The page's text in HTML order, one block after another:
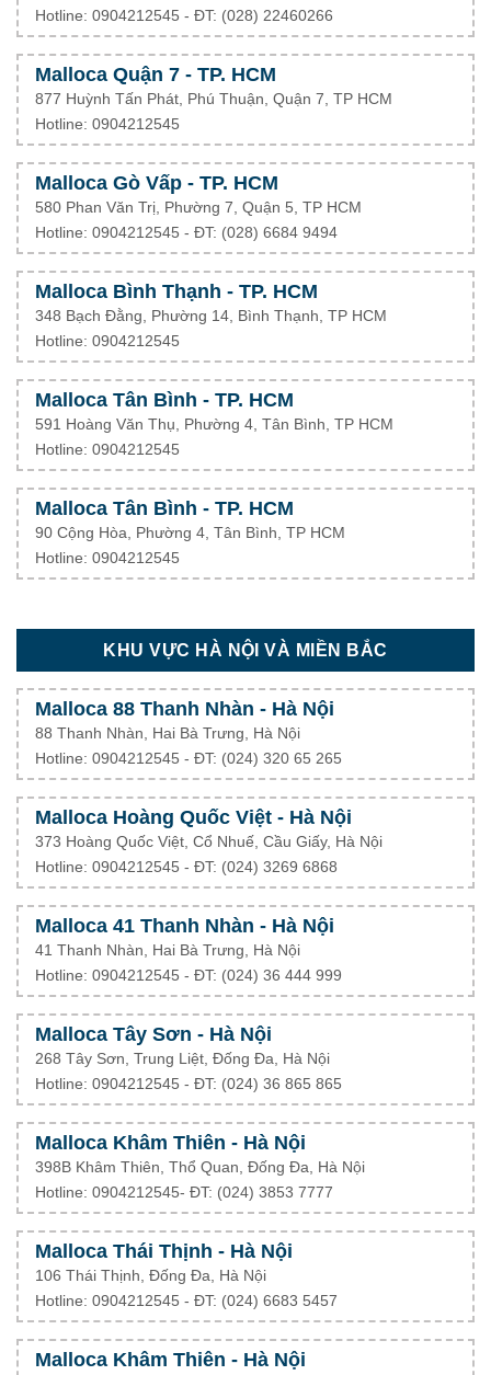
Hotline: 0904212545 - ĐT: (028) 22460266
Malloca Quận 7 - TP. HCM
877 Huỳnh Tấn Phát, Phú Thuận, Quận 7, TP HCM
Hotline: 0904212545
Malloca Gò Vấp - TP. HCM
580 Phan Văn Trị, Phường 7, Quận 5, TP HCM
Hotline: 0904212545 - ĐT: (028) 6684 9494
Malloca Bình Thạnh - TP. HCM
348 Bạch Đằng, Phường 14, Bình Thạnh, TP HCM
Hotline: 0904212545
Malloca Tân Bình - TP. HCM
591 Hoàng Văn Thụ, Phường 4, Tân Bình, TP HCM
Hotline: 0904212545
Malloca Tân Bình - TP. HCM
90 Cộng Hòa, Phường 4, Tân Bình, TP HCM
Hotline: 0904212545
KHU VỰC HÀ NỘI VÀ MIỀN BẮC
Malloca 88 Thanh Nhàn - Hà Nội
88 Thanh Nhàn, Hai Bà Trưng, Hà Nội
Hotline: 0904212545 - ĐT: (024) 320 65 265
Malloca Hoàng Quốc Việt - Hà Nội
373 Hoàng Quốc Việt, Cổ Nhuế, Cầu Giấy, Hà Nội
Hotline: 0904212545 - ĐT: (024) 3269 6868
Malloca 41 Thanh Nhàn - Hà Nội
41 Thanh Nhàn, Hai Bà Trưng, Hà Nội
Hotline: 0904212545 - ĐT: (024) 36 444 999
Malloca Tây Sơn - Hà Nội
268 Tây Sơn, Trung Liệt, Đống Đa, Hà Nội
Hotline: 0904212545 - ĐT: (024) 36 865 865
Malloca Khâm Thiên - Hà Nội
398B Khâm Thiên, Thổ Quan, Đống Đa, Hà Nội
Hotline: 0904212545- ĐT: (024) 3853 7777
Malloca Thái Thịnh - Hà Nội
106 Thái Thịnh, Đống Đa, Hà Nội
Hotline: 0904212545 - ĐT: (024) 6683 5457
Malloca Khâm Thiên - Hà Nội